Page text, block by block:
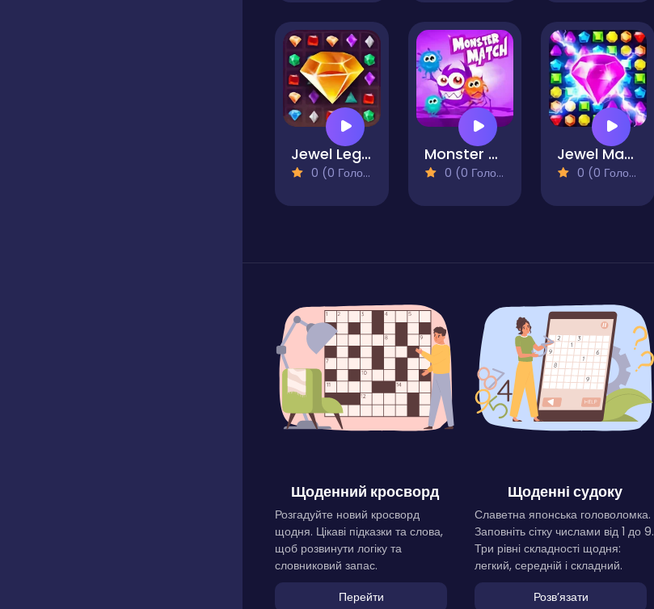
Jewel Legend
0 (0 Голосів)
Monster Match
0 (0 Голосів)
Jewel Match 3
0 (0 Голосів)
Щоденний кросворд
Розгадуйте новий кросворд
щодня. Цікаві підказки та слова,
щоб розвинути логіку та
словниковий запас.
Перейти
Щоденні судоку
Славетна японська головоломка.
Заповніть сітку числами від 1 до 9.
Три рівні складності щодня:
легкий, середній і складний.
Розвʼязати